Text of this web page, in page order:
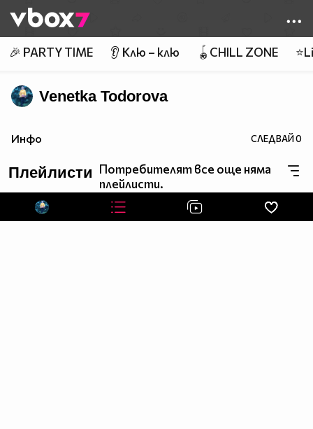
👾
🎉 PARTY TIME 👂 Клю – клю 🪀CHILL ZONE
Venetka Todorova
Инфо СЛЕДВАЙ0
Плейлисти Потребителят все още няма
плейлисти.